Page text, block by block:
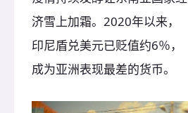
济雪上加霜。2020年以来，
印尼盾兑美元已贬值约6％，
成为亚洲表现最差的货币。